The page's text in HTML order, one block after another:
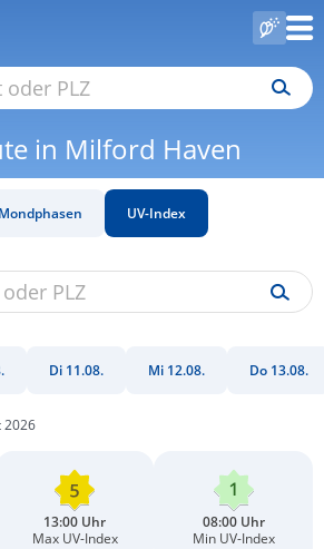
in Milford Haven
Mondphasen UV-Index
Di 11.08. Mi 12.08. Do 13.08.
2026
13:00 Uhr
Max UV-Index
08:00 Uhr
Min UV-Index